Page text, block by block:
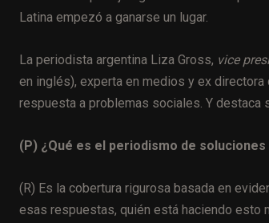
Latina empezó a ganarse un lugar.
La periodista argentina Liza Gross, vice
en inglés), experta en medios y ex
respuesta a problemas sociales. Y destaca
(P) ¿Qué es el periodismo de
(R) Es la cobertura rigurosa basada en
esas respuestas, quién está haciendo esto